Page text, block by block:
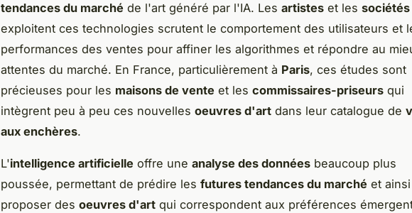
tendances du marché de l'art généré par l'IA. Les artistes et les sociétés
exploitent ces technologies scrutent le comportement des utilisateurs et
performances des ventes pour affiner les algorithmes et répondre au
attentes du marché. En France, particulièrement à Paris, ces études sont
précieuses pour les maisons de vente et les commissaires-priseurs qui
intègrent peu à peu ces nouvelles oeuvres d'art dans leur catalogue de
aux enchères.
L'intelligence artificielle offre une analyse des données beaucoup plus
poussée, permettant de prédire les futures tendances du marché et
proposer des oeuvres d'art qui correspondent aux préférences